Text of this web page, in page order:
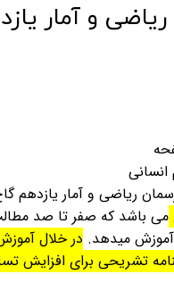
و آمار
انسانی
ریاضی و آمار یازدهم
می باشد که صفر تا صد
آموزش میدهد. در خلال
تشریحی برای افزایش